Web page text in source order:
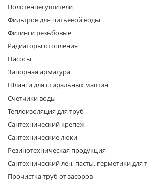
Полотенцесушители
Фильтров для питьевой воды
Фитинги резьбовые
Радиаторы отопления
Насосы
Запорная арматура
Шланги для стиральных машин
Счетчики воды
Теплоизоляция для труб
Сантехнический крепеж
Сантехнические люки
Резинотехническая продукция
Сантехнический лен, пасты, герметики для
Прочистка труб от засоров